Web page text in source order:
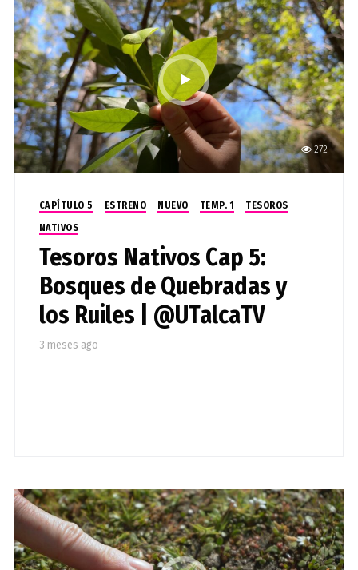
272
CAPÍTULO 5 ESTRENO NUEVO TEMP. 1
TESOROS
NATIVOS
Tesoros Nativos Cap 5:
Bosques de Quebradas y
los Ruiles | @UTalcaTV
3 meses ago